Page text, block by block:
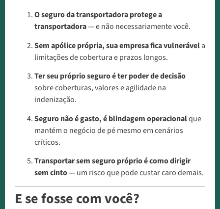
O seguro da transportadora protege a
transportadora— e não necessariamente você.
Sem apólice própria, sua empresa fica vulnerávela
limitações de cobertura e prazos longos.
Ter seu próprio seguro é ter poder de decisão
sobre coberturas, valores e agilidade na
indenização.
Seguro não é gasto, é blindagem operacionalque
mantém o negócio de pé mesmo em cenários
críticos.
Transportar sem seguro próprio é como dirigir
sem cinto— um risco que pode custar caro demais.
E se fosse com você?